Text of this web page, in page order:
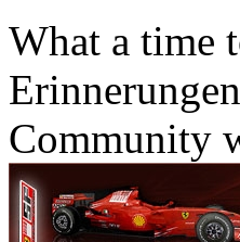
What a time
Community